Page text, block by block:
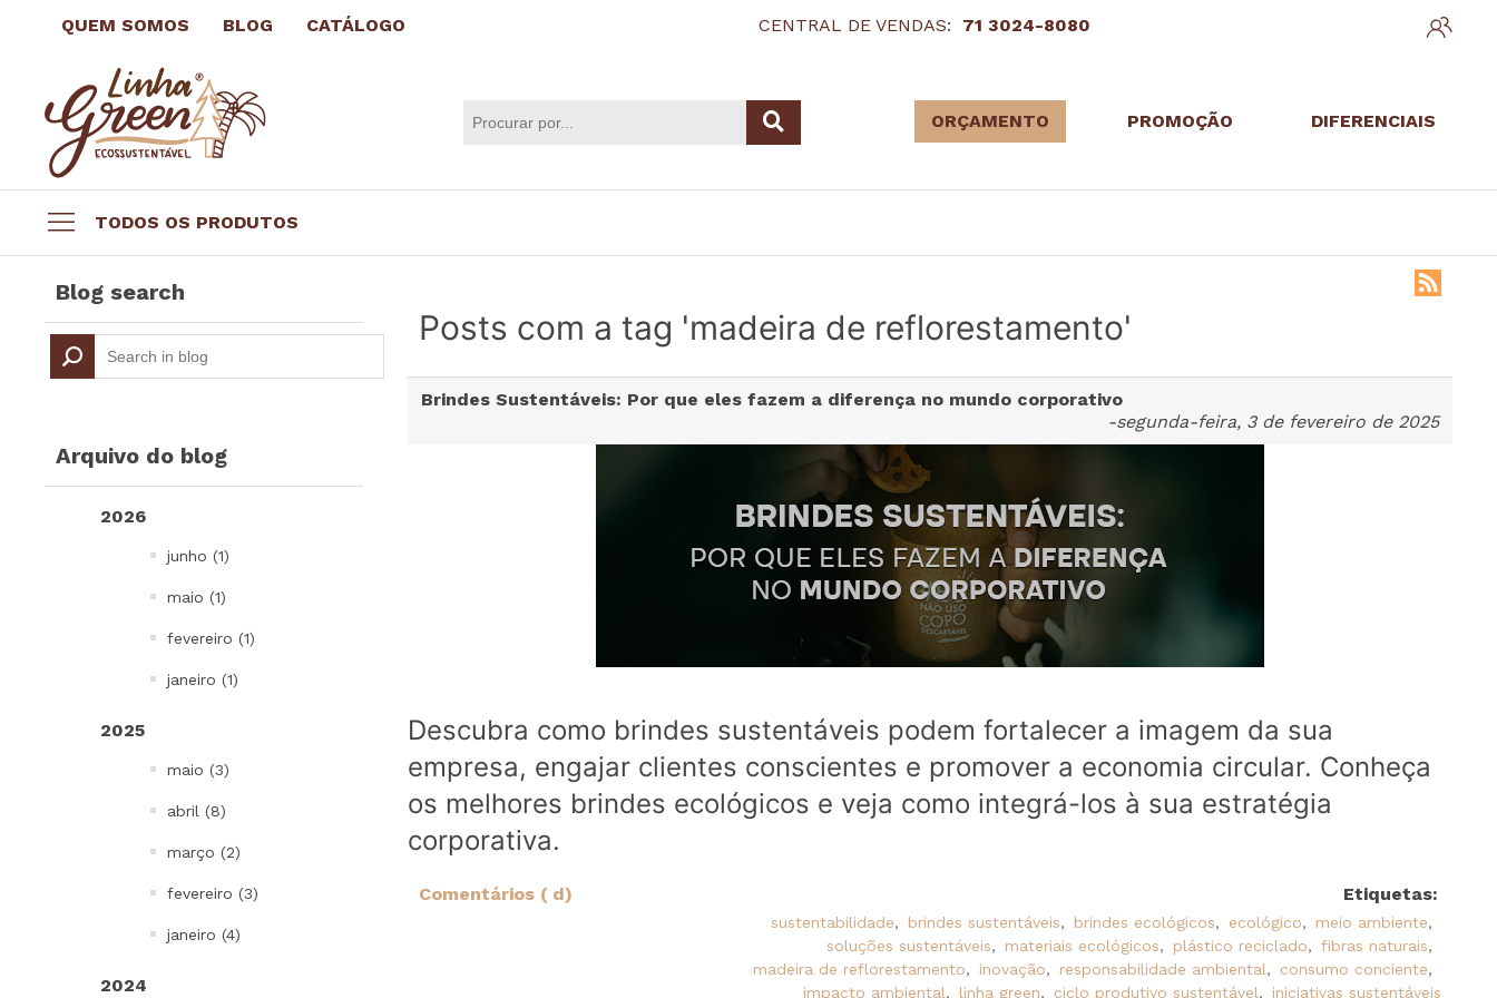
QUEM SOMOS BLOG CATÁLOGO CENTRAL DE VENDAS: 71 3024-8080
ORÇAMENTO PROMOÇÃO DIFERENCIAIS
TODOS OS PRODUTOS
Brindes por até R$3,99
Brindes Ecológicos
Copos e Taças
Squeeze Personalizado
Escritório
Bowls, Baldes e Potes
To go e Viagem
Cordões e Costurados
Blog search
Arquivo do blog
2026
junho (1)
maio (1)
fevereiro (1)
janeiro (1)
2025
maio (3)
abril (8)
março (2)
fevereiro (3)
janeiro (4)
2024
Posts com a tag 'madeira de reflorestamento'
Brindes Sustentáveis: Por que eles fazem a diferença no mundo corporativo
-segunda-feira, 3 de fevereiro de 2025
Descubra como brindes sustentáveis podem fortalecer a imagem da sua
empresa, engajar clientes conscientes e promover a economia circular. Conheça
os melhores brindes ecológicos e veja como integrá-los à sua estratégia
corporativa.
Etiquetas:
sustentabilidade, brindes sustentáveis, brindes ecológicos, ecológico, meio ambiente,
soluções sustentáveis, materiais ecológicos, plástico reciclado, fibras naturais,
madeira de reflorestamento, inovação, responsabilidade ambiental, consumo conciente,
impacto ambiental, linha green, ciclo produtivo sustentável, iniciativas sustentáveis
Comentários ( d)